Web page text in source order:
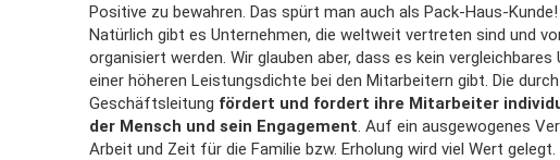
Positive zu bewahren. Das spürt man auch als Pack-Haus-Kunde!
Natürlich gibt es Unternehmen, die weltweit vertreten sind und
organisiert werden. Wir glauben aber, dass es kein
einer höheren Leistungsdichte bei den Mitarbeitern gibt. Die
Geschäftsleitung fördert und fordert ihre Mitarbeiter
der Mensch und sein Engagement. Auf ein ausgewogenes
Arbeit und Zeit für die Familie bzw. Erholung wird viel Wert